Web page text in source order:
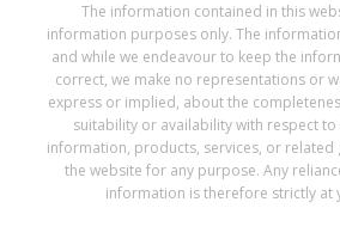
The information contained in this
information purposes only. The
and while we endeavour to keep the
correct, we make no representations or
express or implied, about the
suitability or availability with respect
information, products, services, or related
the website for any purpose. Any
information is therefore strictly at